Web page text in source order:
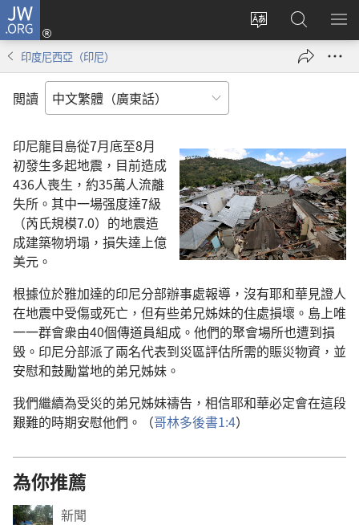
JW.ORG
更
登
錄
（開
搜
尋
JW.ORG
顯
印度尼西亞（印尼）
閲讀
印尼龍目島從7月底至8月
初發生多起地震，目前造成
436人喪生，約35萬人流離
失所。其中一場强度達7級
（芮氏規模7.0）的地震造
成建築物坍塌，損失達上億
美元。
根據位於雅加達的印尼分部辦事處報導，沒有耶和華見證人
在地震中受傷或死亡，但有些弟兄姊妹的住處損壞。島上唯
一一群會衆由40個傳道員組成。他們的聚會場所也遭到損
毁。印尼分部派了兩名代表到災區評估所需的賑災物資，並
安慰和鼓勵當地的弟兄姊妹。
我們繼續為受災的弟兄姊妹禱告，相信耶和華必定會在這段
艱難的時期安慰他們。（哥林多後書1:4）
為你推薦
新聞